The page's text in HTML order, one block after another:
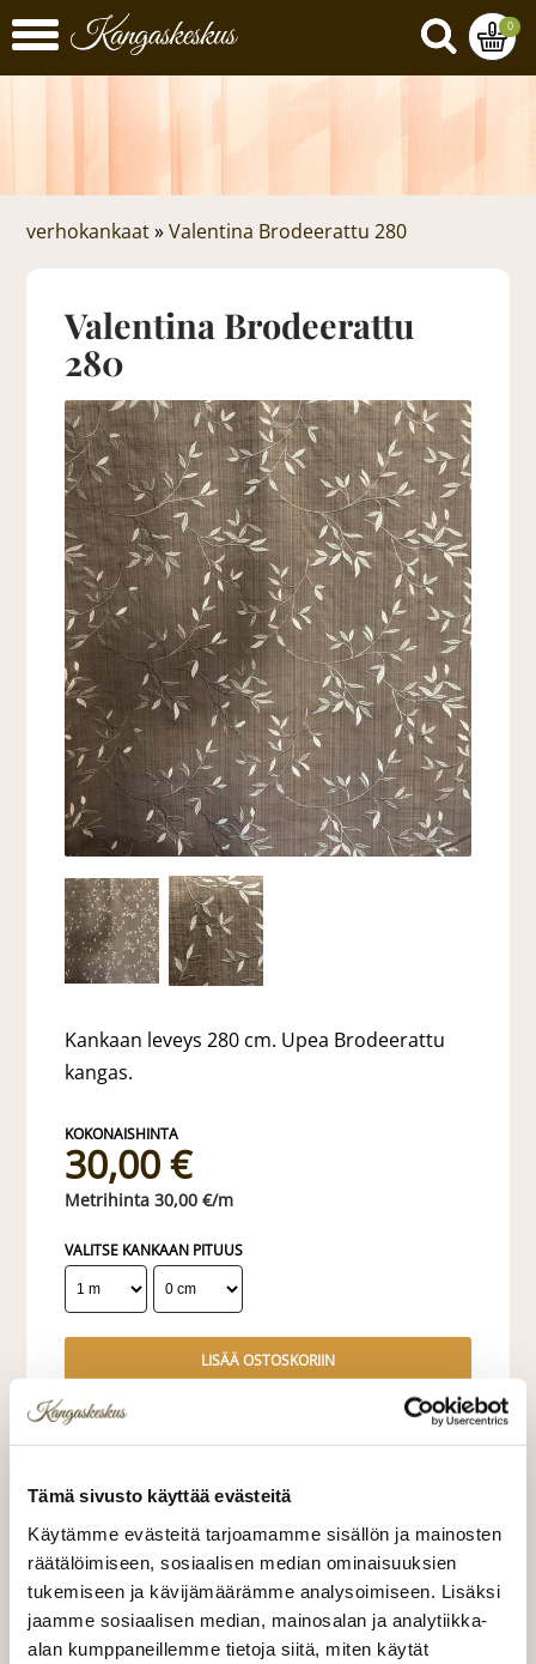
Tämä sivusto käyttää evästeitä
Käytämme evästeitä tarjoamamme sisällön ja mainosten
räätälöimiseen, sosiaalisen median ominaisuuksien
tukemiseen ja kävijämäärämme analysoimiseen. Lisäksi
jaamme sosiaalisen median, mainosalan ja analytiikka-
alan kumppaneillemme tietoja siitä, miten käytät
0
verhokankaat »Valentina Brodeerattu 280
Valentina Brodeerattu
280
Kankaan leveys 280 cm. Upea Brodeerattu
kangas.
30,00 €
30,00 €/m
VALITSE KANKAAN PITUUS
LISÄÄ OSTOSKORIIN
Näytepalan hinta 1,50 €. Koko n. 10x10 cm.
Valitse mukaan ompelupalvelu
(sis. työn ja tarvikkeet)
VERHOJEN MÄÄRÄ: